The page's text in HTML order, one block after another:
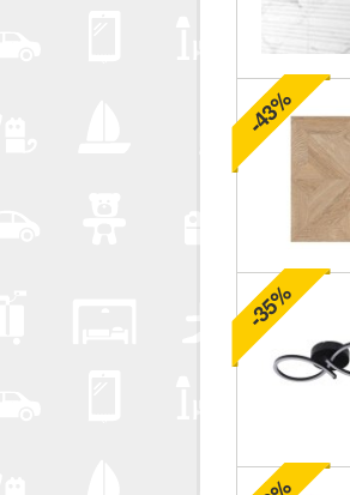
-43%
-35%